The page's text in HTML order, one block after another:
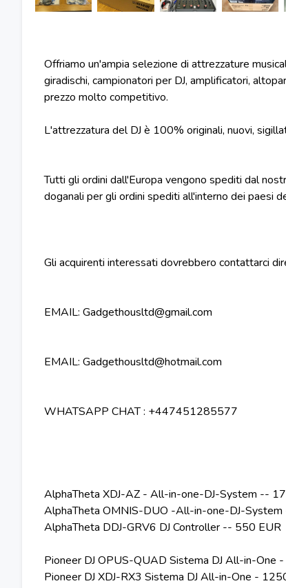
Offriamo un'ampia selezione di attrezzature
giradischi, campionatori per DJ, amplificatori,
prezzo molto competitivo.
L'attrezzatura del DJ è 100% originali, nuovi,
Tutti gli ordini dall'Europa vengono spediti dal
doganali per gli ordini spediti all'interno dei paesi
Gli acquirenti interessati dovrebbero contattarci
EMAIL: Gadgethousltd@gmail.com
EMAIL: Gadgethousltd@hotmail.com
WHATSAPP CHAT : +447451285577
AlphaTheta XDJ-AZ - All-in-one-DJ-System --
AlphaTheta OMNIS-DUO -All-in-one-DJ-
AlphaTheta DDJ-GRV6 DJ Controller -- 550 EUR
Pioneer DJ OPUS-QUAD Sistema DJ All-in-One
Pioneer DJ XDJ-RX3 Sistema DJ All-in-One -